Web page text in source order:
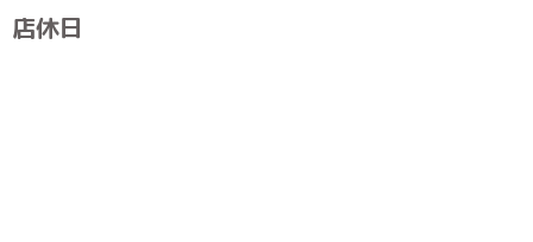
店休日